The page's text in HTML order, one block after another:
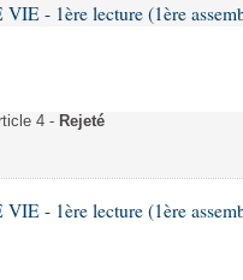
- 1ère lecture (1ère
4 - Rejeté
- 1ère lecture (1ère